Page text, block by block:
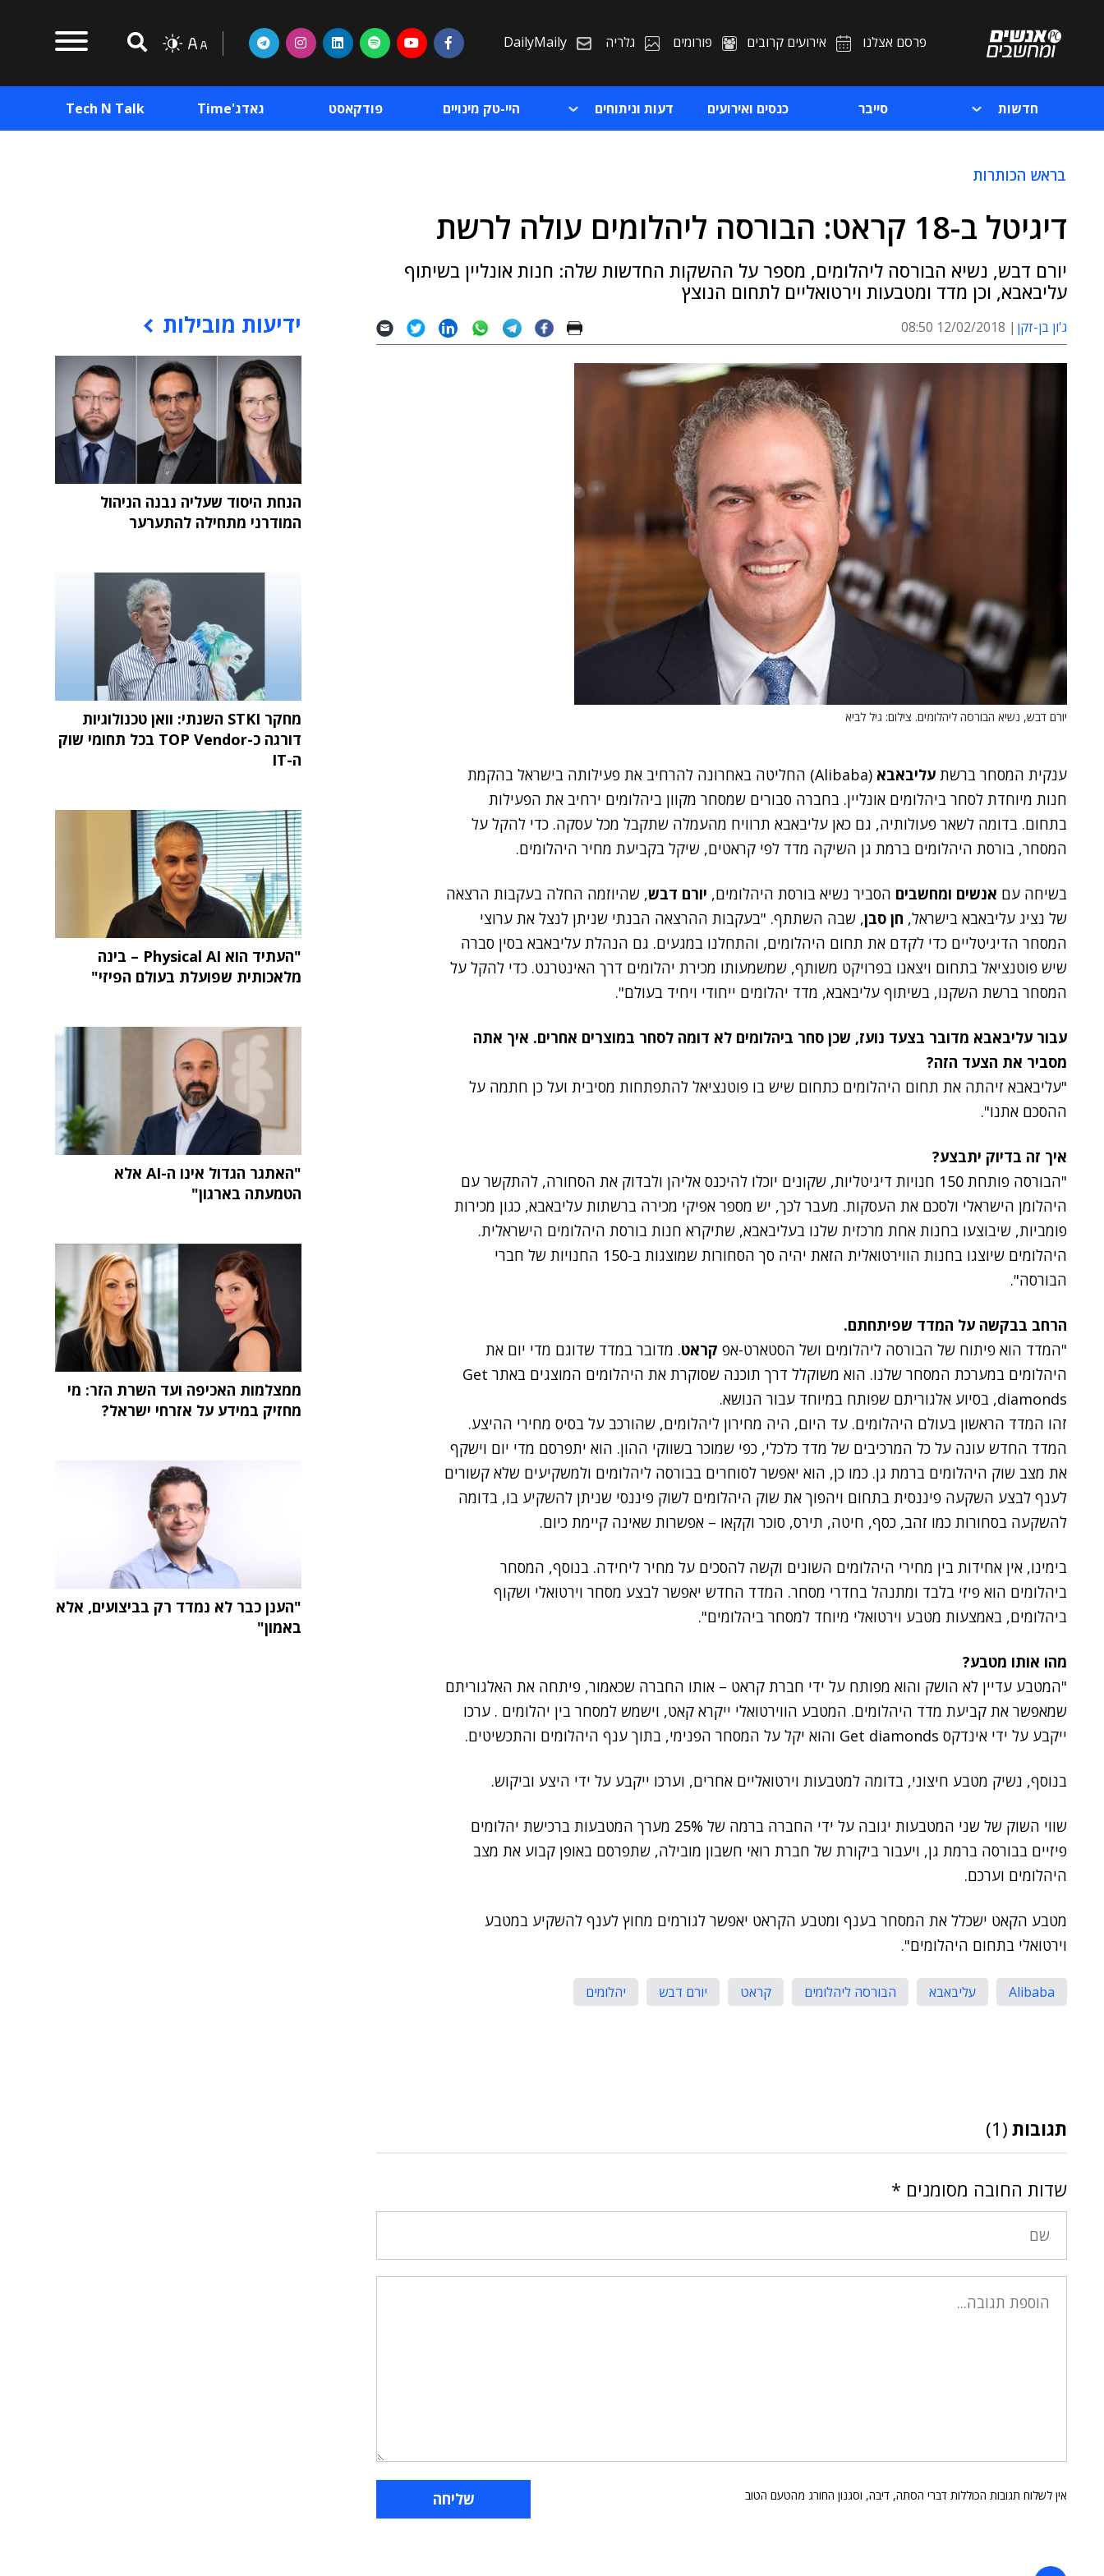
פרסם אצלנו אירועים קרובים פורומים גלריה DailyMaily
חדשות סייבר כנסים ואירועים דעות וניתוחים היי-טק מינויים פודקאסט גאדג'Time Tech N Talk
בראש הכותרות
דיגיטל ב-18 קראט: הבורסה ליהלומים עולה לרשת
יורם דבש, נשיא הבורסה ליהלומים, מספר על ההשקות החדשות שלה: חנות אונליין בשיתוף
עליבאבא, וכן מדד ומטבעות וירטואליים לתחום הנוצץ
ג'ון בן-זקן 12/02/2018 08:50
יורם דבש, נשיא הבורסה ליהלומים. צילום: גיל לביא
ענקית המסחר ברשת עליבאבא
(Alibaba) החליטה באחרונה להרחיב את פעילותה בישראל בהקמת
חנות מיוחדת לסחר ביהלומים אונליין. בחברה סבורים שמסחר מקוון ביהלומים ירחיב את הפעילות
בתחום. בדומה לשאר פעולותיה, גם כאן עליבאבא תרוויח מהעמלה שתקבל מכל עסקה. כדי להקל על
המסחר, בורסת היהלומים ברמת גן השיקה מדד לפי קראטים, שיקל בקביעת מחיר היהלומים.
בשיחה עם אנשים ומחשבים הסביר נשיא בורסת היהלומים, יורם דבש, שהיוזמה החלה בעקבות הרצאה
של נציג עליבאבא בישראל, חן סבן, שבה השתתף. "בעקבות ההרצאה הבנתי שניתן לנצל את ערוצי
המסחר הדיגיטליים כדי לקדם את תחום היהלומים, והתחלנו במגעים. גם הנהלת עליבאבא בסין סברה
שיש פוטנציאל בתחום ויצאנו בפרויקט משותף, שמשמעותו מכירת יהלומים דרך האינטרנט. כדי להקל על
המסחר ברשת השקנו, בשיתוף עליבאבא, מדד יהלומים ייחודי ויחיד בעולם".
עבור עליבאבא מדובר בצעד נועז, שכן סחר ביהלומים לא דומה לסחר במוצרים אחרים. איך אתה
מסביר את הצעד הזה?
"עליבאבא זיהתה את תחום היהלומים כתחום שיש בו פוטנציאל להתפתחות מסיבית ועל כן חתמה על
ההסכם אתנו".
איך זה בדיוק יתבצע?
"הבורסה פותחת 150 חנויות דיגיטליות, שקונים יוכלו להיכנס אליהן ולבדוק את הסחורה, להתקשר עם
היהלומן הישראלי ולסכם את העסקות. מעבר לכך, יש מספר אפיקי מכירה ברשתות עליבאבא, כגון מכירות
פומביות, שיבוצעו בחנות אחת מרכזית שלנו בעליבאבא, שתיקרא חנות בורסת היהלומים הישראלית.
היהלומים שיוצגו בחנות הווירטואלית הזאת יהיה סך הסחורות שמוצגות ב-150 החנויות של חברי
הבורסה".
הרחב בבקשה על המדד שפיתחתם.
"המדד הוא פיתוח של הבורסה ליהלומים ושל הסטארט-אפ קראט. מדובר במדד שדוגם מדי יום את
היהלומים במערכת המסחר שלנו. הוא משוקלל דרך תוכנה שסוקרת את היהלומים המוצגים באתר Get
diamonds, בסיוע אלגוריתם שפותח במיוחד עבור הנושא.
זהו המדד הראשון בעולם היהלומים. עד היום, היה מחירון ליהלומים, שהורכב על בסיס מחירי ההיצע.
המדד החדש עונה על כל המרכיבים של מדד כלכלי, כפי שמוכר בשווקי ההון. הוא יתפרסם מדי יום וישקף
את מצב שוק היהלומים ברמת גן. כמו כן, הוא יאפשר לסוחרים בבורסה ליהלומים ולמשקיעים שלא קשורים
לענף לבצע השקעה פיננסית בתחום ויהפוך את שוק היהלומים לשוק פיננסי שניתן להשקיע בו, בדומה
להשקעה בסחורות כמו זהב, כסף, חיטה, תירס, סוכר וקקאו – אפשרות שאינה קיימת כיום.
בימינו, אין אחידות בין מחירי היהלומים השונים וקשה להסכים על מחיר ליחידה. בנוסף, המסחר
ביהלומים הוא פיזי בלבד ומתנהל בחדרי מסחר. המדד החדש יאפשר לבצע מסחר וירטואלי ושקוף
ביהלומים, באמצעות מטבע וירטואלי מיוחד למסחר ביהלומים".
מהו אותו מטבע?
"המטבע עדיין לא הושק והוא מפותח על ידי חברת קראט – אותו החברה שכאמור, פיתחה את האלגוריתם
שמאפשר את קביעת מדד היהלומים. המטבע הווירטואלי ייקרא קאט, וישמש למסחר בין יהלומים . ערכו
ייקבע על ידי אינדקס Get diamonds והוא יקל על המסחר הפנימי, בתוך ענף היהלומים והתכשיטים.
בנוסף, נשיק מטבע חיצוני, בדומה למטבעות וירטואליים אחרים, וערכו ייקבע על ידי היצע וביקוש.
שווי השוק של שני המטבעות יגובה על ידי החברה ברמה של 25% מערך המטבעות ברכישת יהלומים
פיזיים בבורסה ברמת גן, ויעבור ביקורת של חברת רואי חשבון מובילה, שתפרסם באופן קבוע את מצב
היהלומים וערכם.
מטבע הקאט ישכלל את המסחר בענף ומטבע הקראט יאפשר לגורמים מחוץ לענף להשקיע במטבע
וירטואלי בתחום היהלומים".
Alibaba עליבאבא הבורסה ליהלומים קראט יורם דבש יהלומים
תגובות (1)
שדות החובה מסומנים *
אין לשלוח תגובות הכוללות דברי הסתה, דיבה, וסגנון החורג מהטעם הטוב
ידיעות מובילות
הנחת היסוד שעליה נבנה הניהול
המודרני מתחילה להתערער
מחקר STKI השנתי: וואן טכנולוגיות
דורגה כ-TOP Vendor בכל תחומי שוק
ה-IT
"העתיד הוא Physical AI – בינה
מלאכותית שפועלת בעולם הפיזי"
"האתגר הגדול אינו ה-AI אלא
הטמעתה בארגון"
ממצלמות האכיפה ועד השרת הזר: מי
מחזיק במידע על אזרחי ישראל?
"הענן כבר לא נמדד רק בביצועים, אלא
באמון"